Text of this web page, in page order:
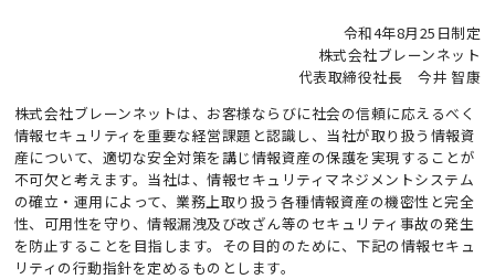
令和4年8月25日制定
株式会社ブレーンネット
代表取締役社長 今井 智康
株式会社ブレーンネットは、お客様ならびに社会の信頼に応えるべく
情報セキュリティを重要な経営課題と認識し、当社が取り扱う情報資
産について、適切な安全対策を講じ情報資産の保護を実現することが
不可欠と考えます。当社は、情報セキュリティマネジメントシステム
の確立・運用によって、業務上取り扱う各種情報資産の機密性と完全
性、可用性を守り、情報漏洩及び改ざん等のセキュリティ事故の発生
を防止することを目指します。その目的のために、下記の情報セキュ
リティの行動指針を定めるものとします。